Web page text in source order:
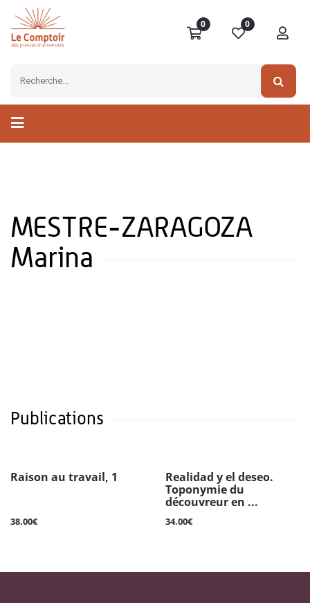
0 0
MESTRE-ZARAGOZA
Marina
Publications
Raison au travail, 1
38.00€
Realidad y el deseo.
Toponymie du
découvreur en ...
34.00€